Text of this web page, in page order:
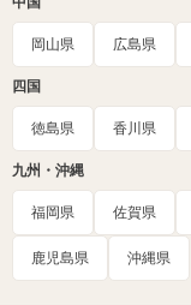
岡山県 広島県
四国
徳島県 香川県
九州・沖縄
福岡県 佐賀県
鹿児島県 沖縄県